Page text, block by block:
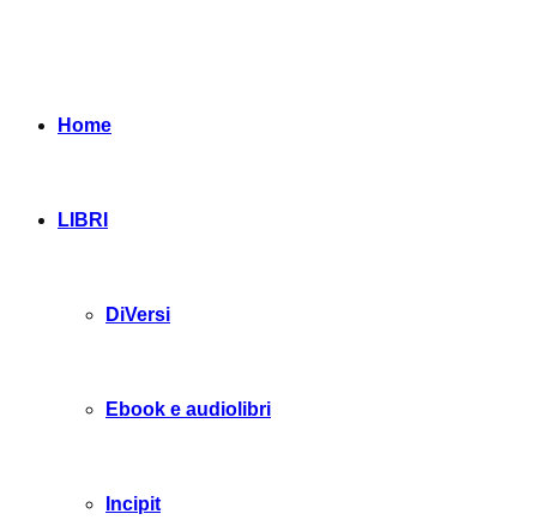
Home
LIBRI
DiVersi
Ebook e audiolibri
Incipit